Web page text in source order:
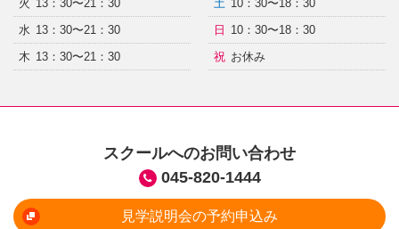
火 13：30〜21：30
水 13：30〜21：30
木 13：30〜21：30
土 10：30〜18：30
日
10：30〜18：30
祝 お休み
スクールへのお問い合わせ
045-820-1444
見学説明会の予約申込み